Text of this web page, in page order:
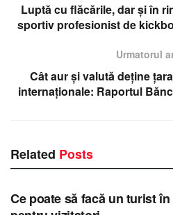
Luptă cu flăcările, dar și în
sportiv profesionist de
Urmatorul
Cât aur și valută deține
internaționale: Raportul
Related Posts
STIRI ALBA
Ce poate să facă un turist